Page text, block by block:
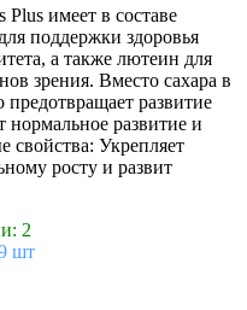
имеет в составе
поддержки здоровья
а также лютеин для
зрения. Вместо сахара в
предотвращает развитие
развитие и
свойства: Укрепляет
росту и развит
2
шт